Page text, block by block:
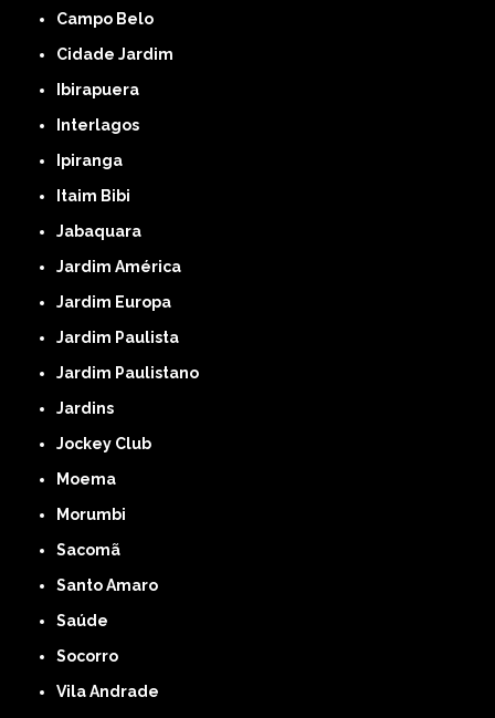
Campo Belo
Cidade Jardim
Ibirapuera
Interlagos
Ipiranga
Itaim Bibi
Jabaquara
Jardim América
Jardim Europa
Jardim Paulista
Jardim Paulistano
Jardins
Jockey Club
Moema
Morumbi
Sacomã
Santo Amaro
Saúde
Socorro
Vila Andrade